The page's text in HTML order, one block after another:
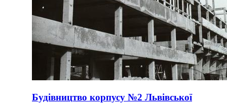
Будівництво корпусу №2 Львівської